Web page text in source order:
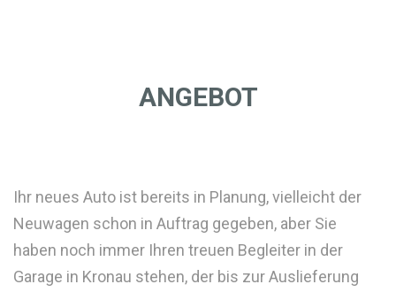
ANGEBOT
Ihr neues Auto ist bereits in Planung, vielleicht der
Neuwagen schon in Auftrag gegeben, aber Sie
haben noch immer Ihren treuen Begleiter in der
Garage in Kronau stehen, der bis zur Auslieferung